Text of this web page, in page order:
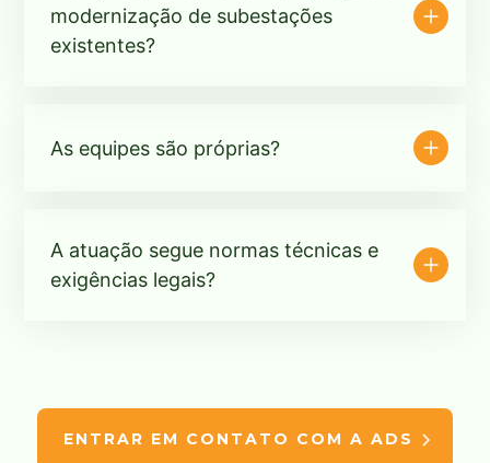
modernização de subestações
existentes?
As equipes são próprias?
A atuação segue normas técnicas e
exigências legais?
ENTRAR EM CONTATO COM A ADS